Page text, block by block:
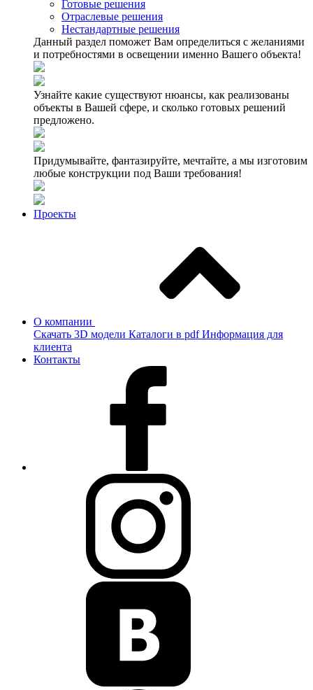
Готовые решения
Отраслевые решения
Нестандартные решения
Данный раздел поможет Вам определиться с желаниями
и потребностями в освещении именно Вашего объекта!
Узнайте какие существуют нюансы, как реализованы
объекты в Вашей сфере, и сколько готовых решений
предложено.
Придумывайте, фантазируйте, мечтайте, а мы изготовим
любые конструкции под Ваши требования!
Проекты
О компании
Скачать 3D модели Каталоги в pdf Информация для
клиента
Контакты